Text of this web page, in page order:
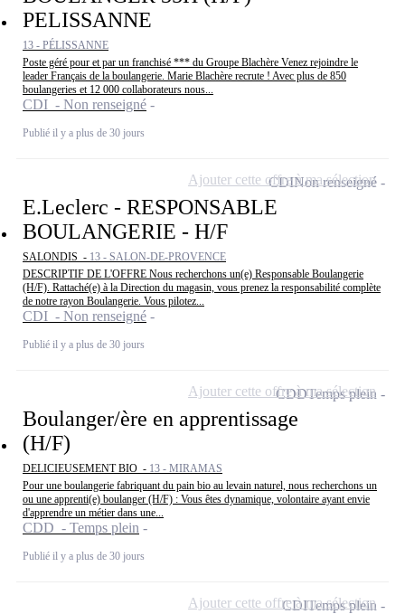
PELISSANNE
13 - PÉLISSANNE
Poste géré pour et par un franchisé *** du Groupe Blachère Venez rejoindre le
leader Français de la boulangerie. Marie Blachère recrute ! Avec plus de 850
boulangeries et 12 000 collaborateurs nous...
CDI - Non renseigné
Publié il y a plus de 30 jours
E.Leclerc - RESPONSABLE
BOULANGERIE - H/F
SALONDIS - 13 - SALON-DE-PROVENCE
DESCRIPTIF DE L'OFFRE Nous recherchons un(e) Responsable Boulangerie
(H/F). Rattaché(e) à la Direction du magasin, vous prenez la responsabilité complète
de notre rayon Boulangerie. Vous pilotez...
CDI - Non renseigné
Publié il y a plus de 30 jours
CDINon renseigné
Ajouter cette offre à ma sélection
Boulanger/ère en apprentissage
(H/F)
DELICIEUSEMENT BIO - 13 - MIRAMAS
Pour une boulangerie fabriquant du pain bio au levain naturel, nous recherchons un
ou une apprenti(e) boulanger (H/F) : Vous êtes dynamique, volontaire ayant envie
d'apprendre un métier dans une...
CDD - Temps plein
Publié il y a plus de 30 jours
CDDTemps plein
Ajouter cette offre à ma sélection
CDITemps plein
Ajouter cette offre à ma sélection